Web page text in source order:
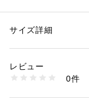
限り使用しない、
性別：レディース
タグ：レディース 財
生産国：日本製
サイズ詳細
レビュー
0件